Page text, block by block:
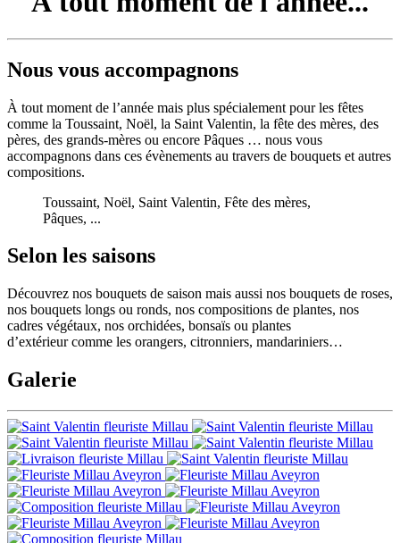
Nous vous accompagnons
À tout moment de l’année mais plus spécialement pour les fêtes
comme la Toussaint, Noël, la Saint Valentin, la fête des mères, des
pères, des grands-mères ou encore Pâques … nous vous
accompagnons dans ces évènements au travers de bouquets et autres
compositions.
Toussaint, Noël, Saint Valentin, Fête des mères,
Pâques, ...
Selon les saisons
Découvrez nos bouquets de saison mais aussi nos bouquets de roses,
nos bouquets longs ou ronds, nos compositions de plantes, nos
cadres végétaux, nos orchidées, bonsaïs ou plantes
d’extérieur comme les orangers, citronniers, mandariniers…
Galerie